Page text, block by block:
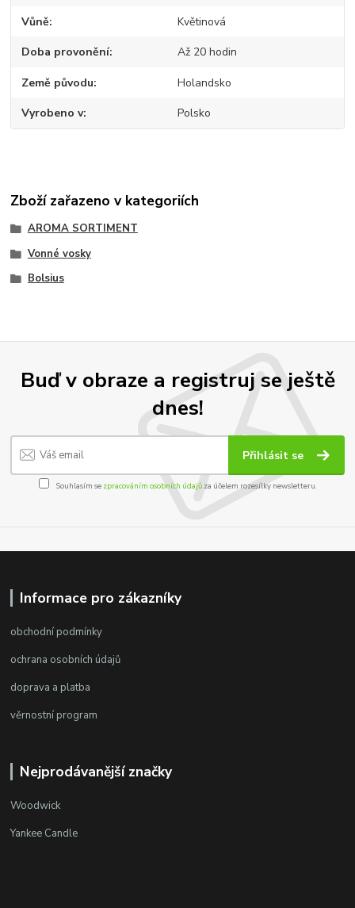
Vůně Květinová
Doba provonění Až 20 hodin
Země původu Holandsko
Vyrobeno v Polsko
Zboží zařazeno v kategoriích
AROMA SORTIMENT
Vonné vosky
Bolsius
Buď v obraze a registruj se ještě
dnes!
Přihlásit se
Souhlasím se zpracováním osobních údajůza účelem rozesílky newsletteru.
Informace pro zákazníky
obchodní podmínky
ochrana osobních údajů
doprava a platba
věrnostní program
Nejprodávanější značky
Woodwick
Yankee Candle